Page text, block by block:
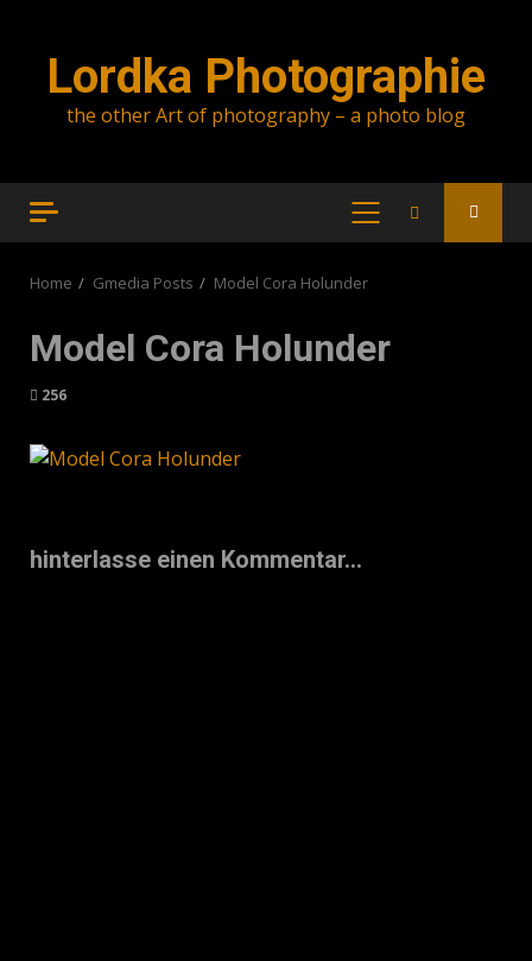
Lordka Photographie
the other Art of photography – a photo blog
PRIMARY
Home Gmedia Posts Model Cora Holunder
Model Cora Holunder
256
hinterlasse einen Kommentar...